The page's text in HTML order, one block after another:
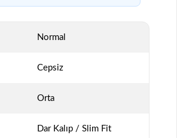
Normal
Cepsiz
Orta
Dar Kalıp / Slim Fit